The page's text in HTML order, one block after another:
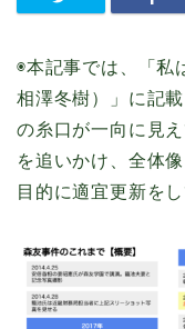
◉本記事では、「私
相澤冬樹）」に記
の糸口が一向に見
を追いかけ、全体
目的に適宜更新を